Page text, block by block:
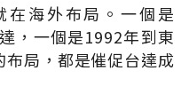
在海外布局。一個是
，一個是1992年到東
局，都是催促台達成